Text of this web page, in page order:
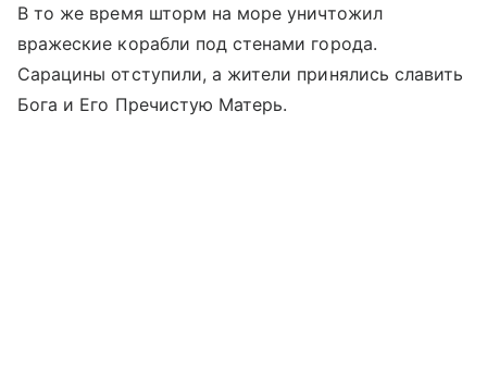
В то же время шторм на море уничтожил
вражеские корабли под стенами города.
Сарацины отступили, а жители принялись славить
Бога и Его Пречистую Матерь.